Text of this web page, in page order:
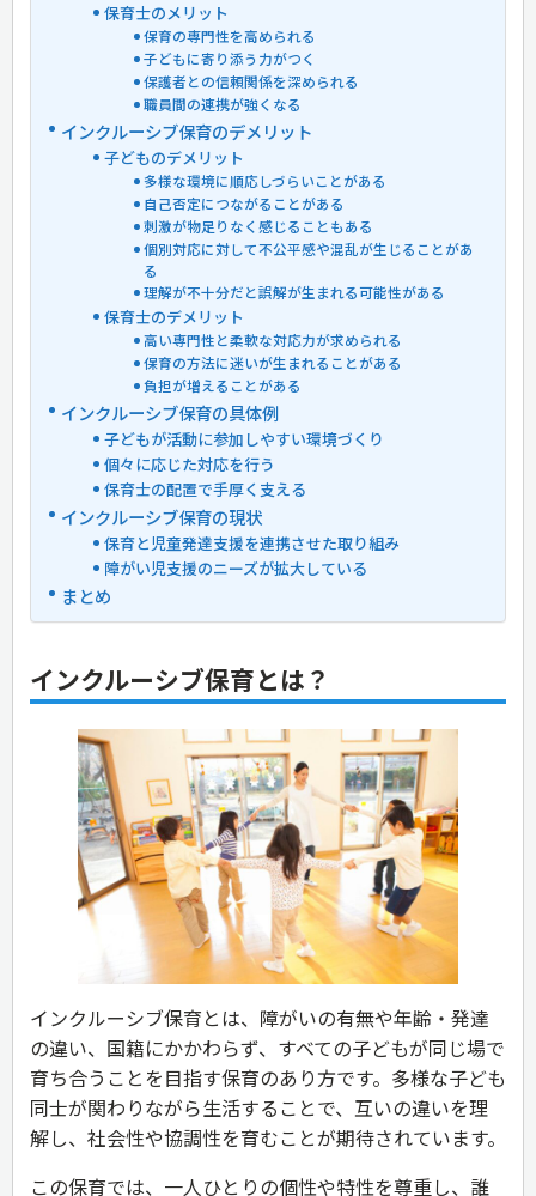
保育士のメリット
保育の専門性を高められる
子どもに寄り添う力がつく
保護者との信頼関係を深められる
職員間の連携が強くなる
インクルーシブ保育のデメリット
子どものデメリット
多様な環境に順応しづらいことがある
自己否定につながることがある
刺激が物足りなく感じることもある
個別対応に対して不公平感や混乱が生じることがあ
る
理解が不十分だと誤解が生まれる可能性がある
保育士のデメリット
高い専門性と柔軟な対応力が求められる
保育の方法に迷いが生まれることがある
負担が増えることがある
インクルーシブ保育の具体例
子どもが活動に参加しやすい環境づくり
個々に応じた対応を行う
保育士の配置で手厚く支える
インクルーシブ保育の現状
保育と児童発達支援を連携させた取り組み
障がい児支援のニーズが拡大している
まとめ
インクルーシブ保育とは？
インクルーシブ保育とは、障がいの有無や年齢・発達
の違い、国籍にかかわらず、すべての子どもが同じ場で
育ち合うことを目指す保育のあり方です。多様な子ども
同士が関わりながら生活することで、互いの違いを理
解し、社会性や協調性を育むことが期待されています。
この保育では、一人ひとりの個性や特性を尊重し、誰